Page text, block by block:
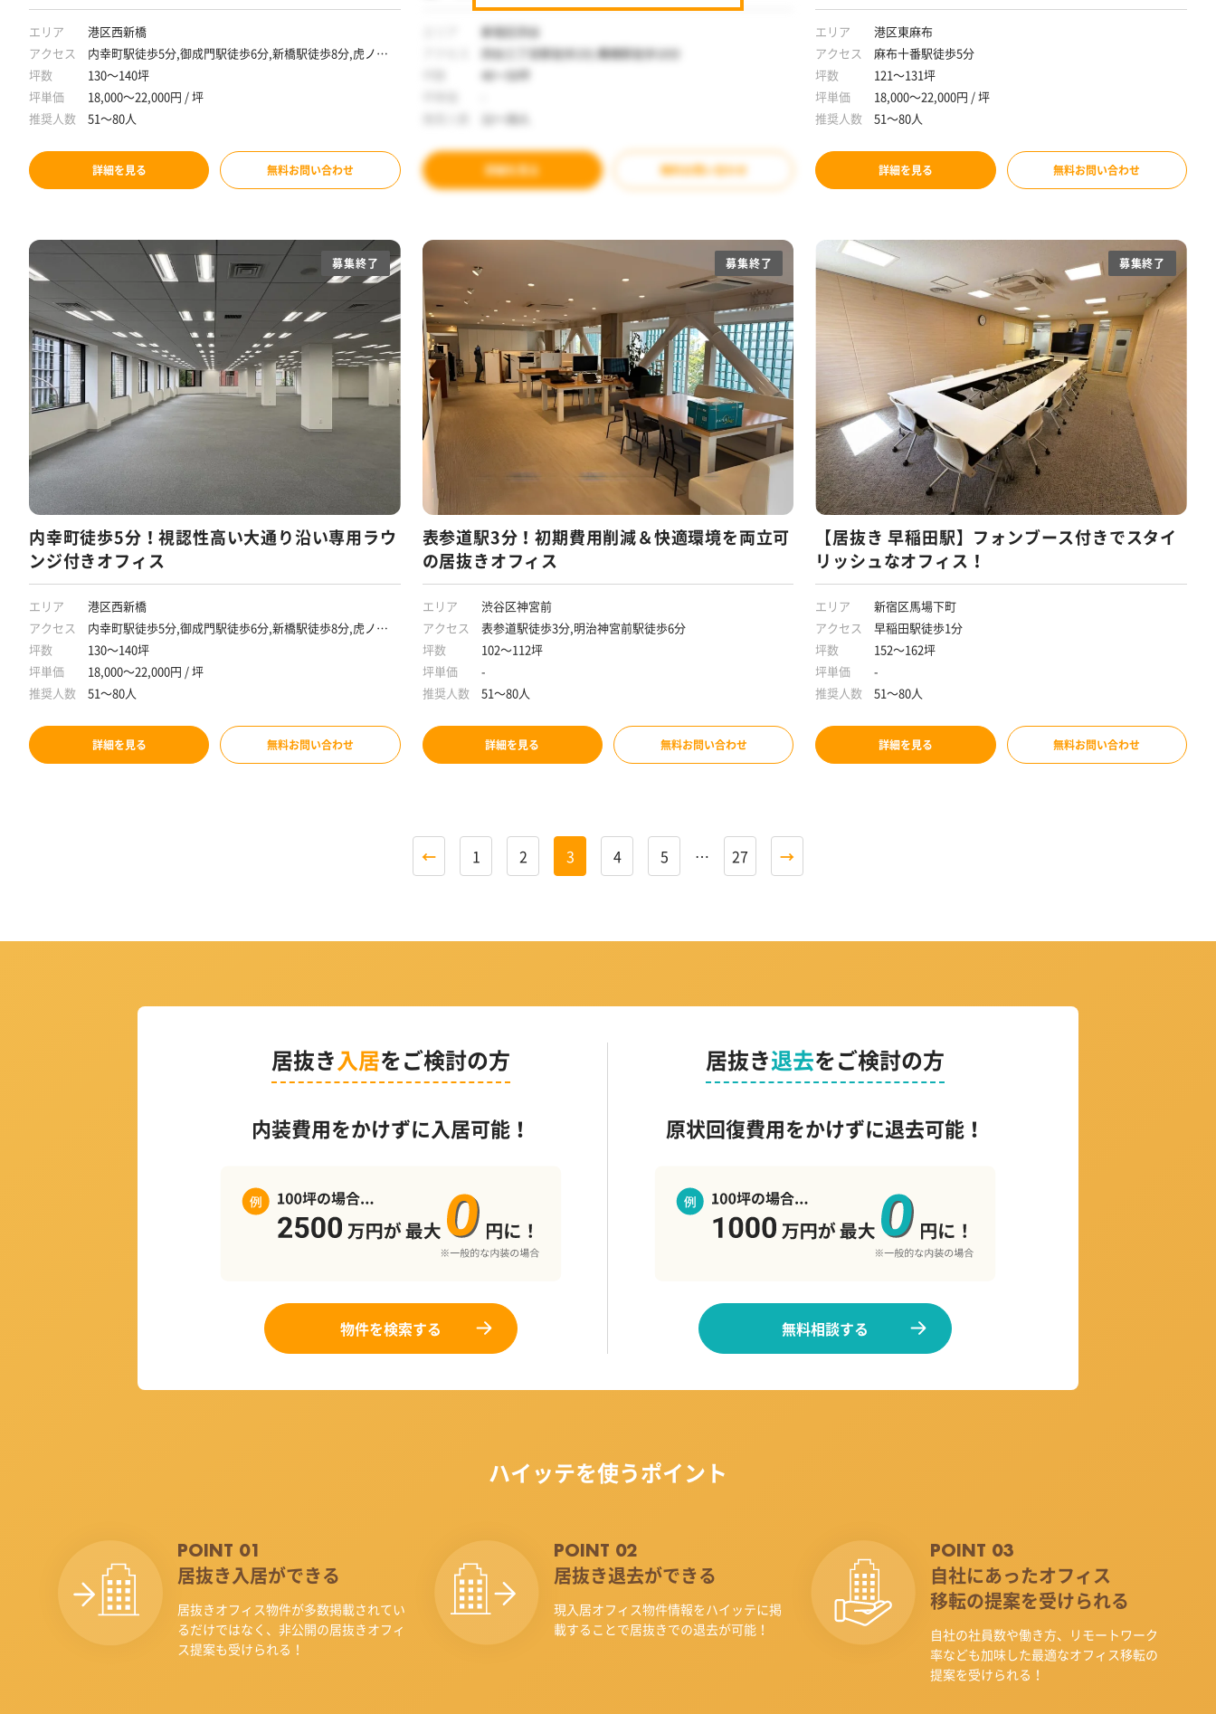
エリア
港区西新橋
アクセス
内幸町駅徒歩5分,御成門駅徒歩6分,新橋駅徒歩8分,虎ノ門
駅徒歩9分,虎ノ門ヒルズ駅徒歩9分
坪数
130～140坪
坪単価
18,000～22,000円 / 坪
推奨人数
51～80人
詳細を見る 無料お問い合わせ
エリア
港区東麻布
アクセス
麻布十番駅徒歩5分
坪数
121～131坪
坪単価
18,000～22,000円 / 坪
推奨人数
51～80人
詳細を見る 無料お問い合わせ
募集終了
内幸町徒歩5分！視認性高い大通り沿い専用ラウ
ンジ付きオフィス
エリア
港区西新橋
アクセス
内幸町駅徒歩5分,御成門駅徒歩6分,新橋駅徒歩8分,虎ノ門
駅徒歩9分,虎ノ門ヒルズ駅徒歩9分
坪数
130～140坪
坪単価
18,000～22,000円 / 坪
推奨人数
51～80人
詳細を見る 無料お問い合わせ
募集終了
表参道駅3分！初期費用削減＆快適環境を両立可
の居抜きオフィス
エリア
渋谷区神宮前
アクセス
表参道駅徒歩3分,明治神宮前駅徒歩6分
坪数
102～112坪
坪単価
-
推奨人数
51～80人
詳細を見る 無料お問い合わせ
募集終了
【居抜き 早稲田駅】フォンブース付きでスタイ
リッシュなオフィス！
エリア
新宿区馬場下町
アクセス
早稲田駅徒歩1分
坪数
152～162坪
坪単価
-
推奨人数
51～80人
詳細を見る 無料お問い合わせ
新宿区四谷
四谷三丁目駅徒歩2分,曙橋駅徒歩10分
40～50坪
11～30人
詳細を見る 無料お問い合わせ
← 1 2 3 4 5 … 27 →
居抜き入居をご検討の方
内装費用をかけずに入居可能！
物件を検索する
居抜き退去をご検討の方
原状回復費用をかけずに退去可能！
無料相談する
ハイッテを使うポイント
POINT 01
居抜き入居ができる
居抜きオフィス物件が多数掲載されてい
るだけではなく、非公開の居抜きオフィ
ス提案も受けられる！
POINT 02
居抜き退去ができる
現入居オフィス物件情報をハイッテに掲
載することで居抜きでの退去が可能！
POINT 03
自社にあったオフィス
移転の提案を受けられる
自社の社員数や働き方、リモートワーク
率なども加味した最適なオフィス移転の
提案を受けられる！